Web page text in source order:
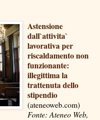
Astensione
dall`attivita`
lavorativa per
riscaldamento non
funzionante:
illegittima la
trattenuta dello
stipendio
(ateneoweb.com)
Fonte: Ateneo Web,